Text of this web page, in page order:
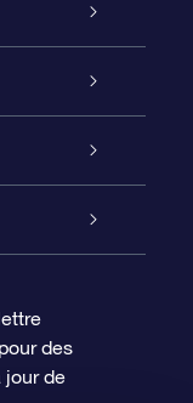
des
jour de